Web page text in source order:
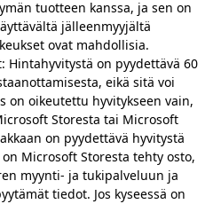
tuotteen kanssa, ja sen on
jälleenmyyjältä
ovat mahdollisia.
Hintahyvitystä on pyydettävä 60
eikä sitä voi
on oikeutettu hyvitykseen vain,
Storesta tai Microsoft
on pyydettävä hyvitystä
Microsoft Storesta tehty osto,
myynti- ja tukipalveluun ja
tiedot. Jos kyseessä on